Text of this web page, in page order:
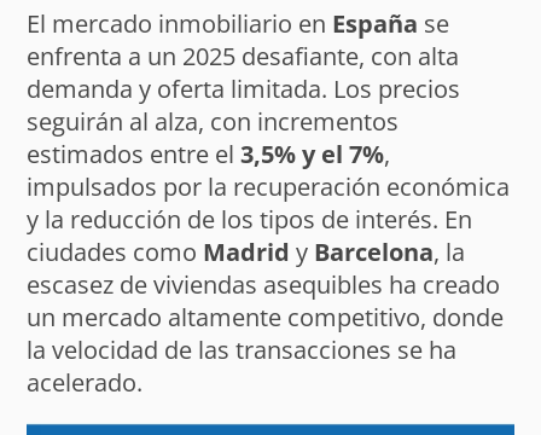
El mercado inmobiliario en España se
enfrenta a un 2025 desafiante, con alta
demanda y oferta limitada. Los precios
seguirán al alza, con incrementos
estimados entre el3,5% y el 7%,
impulsados por la recuperación económica
y la reducción de los tipos de interés. En
ciudades como Madrid y Barcelona, la
escasez de viviendas asequibles ha creado
un mercado altamente competitivo, donde
la velocidad de las transacciones se ha
acelerado.